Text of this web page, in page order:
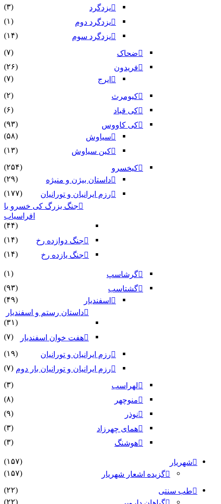
یزدگرد
(۳)
یزدگرد دوم
(۱)
یزدگرد سوم
(۱۴)
ضحاک
(۷)
فریدون
(۲۶)
ایرج
(۷)
کیومرث
(۲)
کی قباد
(۶)
کی کاووس
(۹۳)
سیاوش
(۵۸)
کین سیاوش
(۱۳)
کیخسرو
(۲۵۴)
داستان بیژن و منیژه
(۲۹)
رزم ایرانیان و تورانیان
(۱۷۷)
جنگ بزرگ کی خسرو با
افراسیاب
(۴۴)
جنگ دوازده رخ
(۱۴)
جنگ یازده رخ
(۱۴)
گرشاسپ
(۱)
گشتاسب
(۹۳)
اسفندیار
(۴۹)
داستان رستم و اسفندیار
(۳۱)
هفت خوان اسفندیار
(۷)
رزم ایرانیان و تورانیان
(۱۹)
رزم ایرانیان و تورانیان بار دوم (۷)
لهراسب
(۳)
منوچهر
(۸)
نوذر
(۹)
هماى چهرزاد
(۳)
هوشنگ
(۳)
شهریار
(۱۵۷)
گزیده اشعار شهریار
(۱۵۷)
طب سنتی
(۲۲)
(۲۲)